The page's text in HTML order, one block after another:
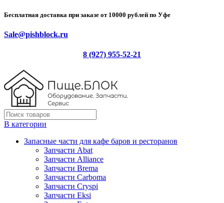
Бесплатная доставка при заказе от 10000 рублей по Уфе
Sale@pishblock.ru
8 (927) 955-52-21
В категории
Запасные части для кафе баров и ресторанов
Запчасти Abat
Запчасти Alliance
Запчасти Brema
Запчасти Carboma
Запчасти Cryspi
Запчасти Eksi